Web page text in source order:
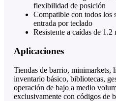
flexibilidad de posición
Compatible con todos los
entrada por teclado
Resistente a caídas de 1.2
Aplicaciones
Tiendas de barrio, minimarkets,
inventario básico, bibliotecas,
operación de bajo a medio
exclusivamente con códigos de